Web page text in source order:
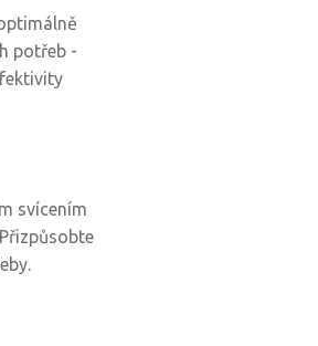
potřeb -
svícením